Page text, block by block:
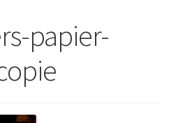
papier-